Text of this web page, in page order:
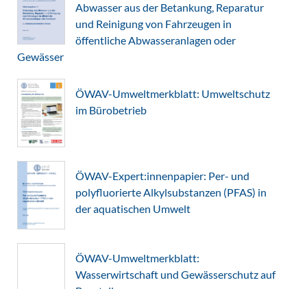
Abwasser aus der Betankung, Reparatur
und Reinigung von Fahrzeugen in
öffentliche Abwasseranlagen oder
Gewässer
ÖWAV-Umweltmerkblatt: Umweltschutz
im Bürobetrieb
ÖWAV-Expert:innenpapier: Per- und
polyfluorierte Alkylsubstanzen (PFAS) in
der aquatischen Umwelt
ÖWAV-Umweltmerkblatt:
Wasserwirtschaft und Gewässerschutz auf